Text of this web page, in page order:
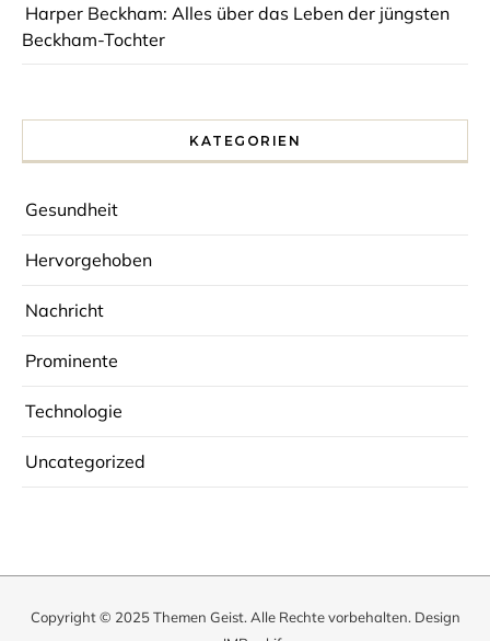
Harper Beckham: Alles über das Leben der jüngsten
Beckham-Tochter
KATEGORIEN
Gesundheit
Hervorgehoben
Nachricht
Prominente
Technologie
Uncategorized
Copyright © 2025Themen Geist. Alle Rechte vorbehalten. Design